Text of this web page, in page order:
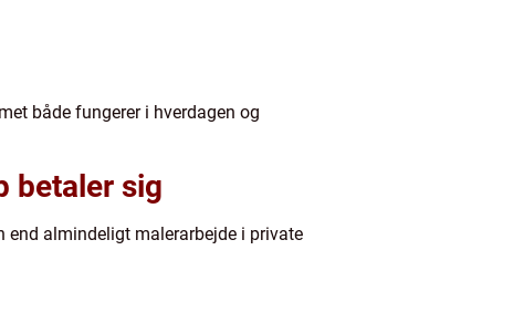
både fungerer i hverdagen og
betaler sig
almindeligt malerarbejde i private